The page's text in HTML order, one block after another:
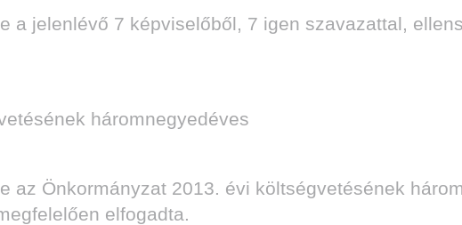
a jelenlévő 7 képviselőből, 7 igen szavazattal,
háromnegyedéves
az Önkormányzat 2013. évi költségvetésének
elfogadta.